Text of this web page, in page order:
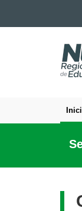
Ir para a
Ir para a busca
DE